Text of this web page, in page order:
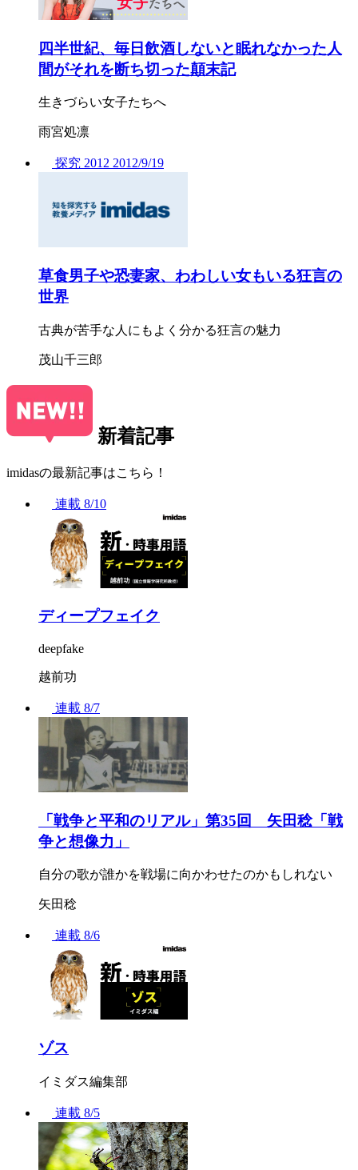
四半世紀、毎日飲酒しないと眠れなかった人
間がそれを断ち切った顛末記
生きづらい女子たちへ
雨宮処凛
探究 2012 2012/9/19
草食男子や恐妻家、わわしい女もいる狂言の
世界
古典が苦手な人にもよく分かる狂言の魅力
茂山千三郎
新着記事
imidasの最新記事はこちら！
連載 8/10
ディープフェイク
deepfake
越前功
連載 8/7
「戦争と平和のリアル」第35回 矢田稔「戦
争と想像力」
自分の歌が誰かを戦場に向かわせたのかもしれない
矢田稔
連載 8/6
ゾス
イミダス編集部
連載 8/5